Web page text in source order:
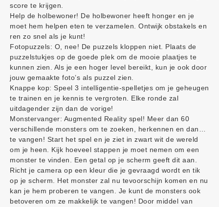
score te krijgen.
Help de holbewoner! De holbewoner heeft honger en je
moet hem helpen eten te verzamelen. Ontwijk obstakels en
ren zo snel als je kunt!
Fotopuzzels: O, nee! De puzzels kloppen niet. Plaats de
puzzelstukjes op de goede plek om de mooie plaatjes te
kunnen zien. Als je een hoger level bereikt, kun je ook door
jouw gemaakte foto’s als puzzel zien.
Knappe kop: Speel 3 intelligentie-spelletjes om je geheugen
te trainen en je kennis te vergroten. Elke ronde zal
uitdagender zijn dan de vorige!
Monstervanger: Augmented Reality spel! Meer dan 60
verschillende monsters om te zoeken, herkennen en dan…
te vangen! Start het spel en je ziet in zwart wit de wereld
om je heen. Kijk hoeveel stappen je moet nemen om een
monster te vinden. Een getal op je scherm geeft dit aan.
Richt je camera op een kleur die je gevraagd wordt en tik
op je scherm. Het monster zal nu tevoorschijn komen en nu
kan je hem proberen te vangen. Je kunt de monsters ook
betoveren om ze makkelijk te vangen! Door middel van